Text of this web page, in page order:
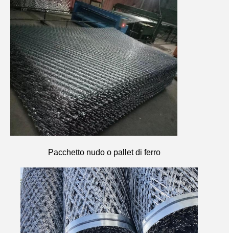
Pacchetto nudo o pallet di ferro